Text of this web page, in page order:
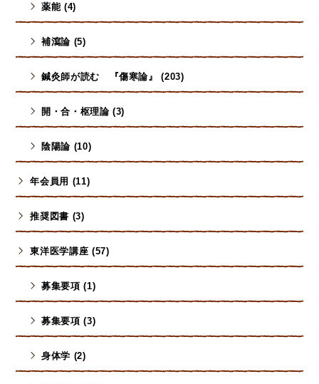
薬能 (4)
補瀉論 (5)
鍼灸師が読む 『傷寒論』 (203)
開・合・枢理論 (3)
陰陽論 (10)
年会員用 (11)
推奨図書 (3)
東洋医学講座 (57)
募集要項 (1)
募集要項 (3)
身体学 (2)